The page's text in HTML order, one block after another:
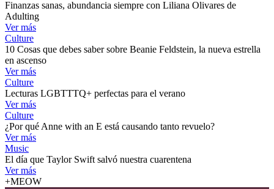
Finanzas sanas, abundancia siempre con Liliana Olivares de
Adulting
Ver más
Culture
10 Cosas que debes saber sobre Beanie Feldstein, la nueva estrella
en ascenso
Ver más
Culture
Lecturas LGBTTTQ+ perfectas para el verano
Ver más
Culture
¿Por qué Anne with an E está causando tanto revuelo?
Ver más
Music
El día que Taylor Swift salvó nuestra cuarentena
Ver más
+MEOW